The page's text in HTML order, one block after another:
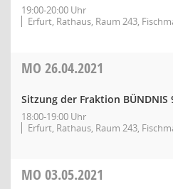
19:00-20:00 Uhr
Erfurt, Rathaus, Raum 243,
MO 26.04.2021
Sitzung der Fraktion BÜNDNIS
18:00-19:00 Uhr
Erfurt, Rathaus, Raum 243,
MO 03.05.2021